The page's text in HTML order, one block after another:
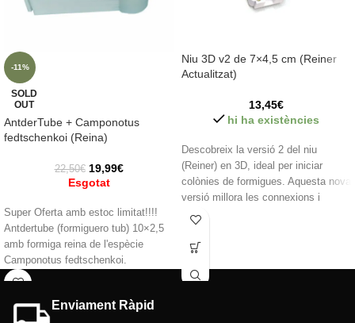
-11%
SOLD
OUT
AntderTube + Camponotus
fedtschenkoi (Reina)
22,50€ 19,99€
Esgotat
Super Oferta amb estoc limitat!!!!
Antdertube (formiguero tub) 10×2,5
amb formiga reina de l'espècie
Camponotus fedtschenkoi.
Característiques del formiguer
Grandària: 10 cm x 2,5 cm
Niu 3D v2 de 7×4,5 cm (Reiner
Actualitzat)
13,45€
hi ha existències
Descobreix la versió 2 del niu
(Reiner) en 3D, ideal per iniciar
colònies de formigues. Aquesta nova
versió millora les connexions i
compta amb una part divisòria
l'expansió. Inclou un abeurador amb
fabricat en material PLA, que ofereix
Enviament Ràpid